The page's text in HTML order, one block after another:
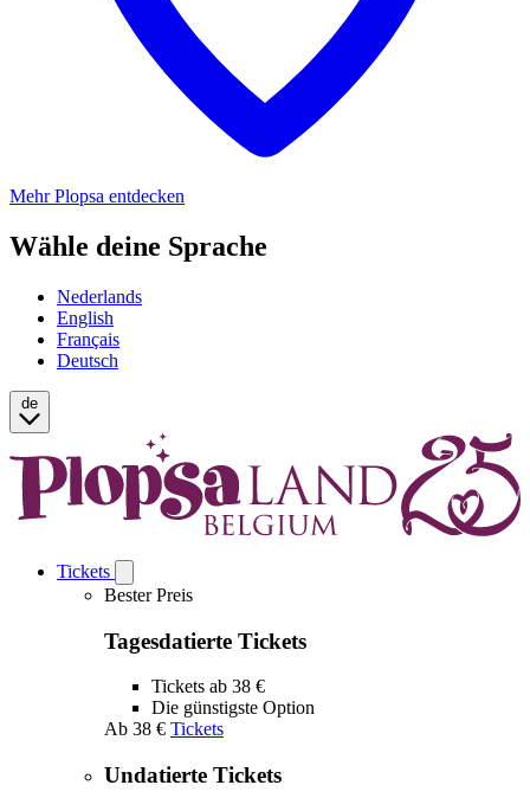
Mehr Plopsa entdecken
Wähle deine Sprache
Nederlands
English
Français
Deutsch
de
Tickets
Tickets
Bester Preis
Tagesdatierte Tickets
Tickets ab 38 €
Die günstigste Option
Ab 38 € Tickets
Undatierte Tickets